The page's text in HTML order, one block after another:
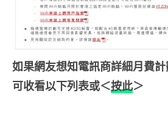
如果網友想知電訊商詳細月費
可收看以下列表或＜按此＞